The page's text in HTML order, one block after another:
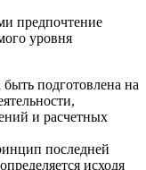
предпочтение
уровня
подготовлена на
и расчетных
последней
исходя